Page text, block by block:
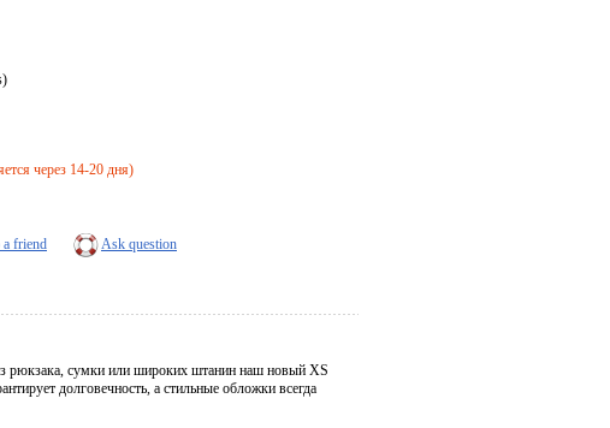
через 14-20 дня)
a friend Ask question
рюкзака, сумки или широких штанин наш новый XS
долговечность, а стильные обложки всегда